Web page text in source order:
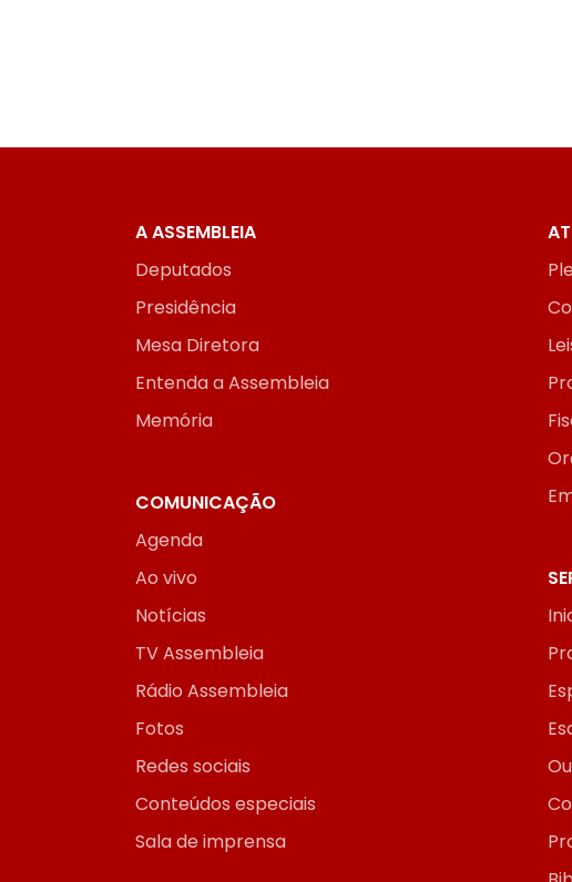
A ASSEMBLEIA
Deputados
Presidência
Mesa Diretora
Entenda a Assembleia
Memória
COMUNICAÇÃO
Agenda
Ao vivo
Notícias
TV Assembleia
Rádio Assembleia
Fotos
Redes sociais
Conteúdos especiais
Sala de imprensa